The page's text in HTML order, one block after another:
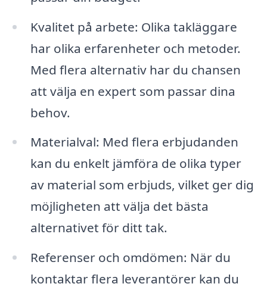
Kvalitet på arbete: Olika takläggare
har olika erfarenheter och metoder.
Med flera alternativ har du chansen
att välja en expert som passar dina
behov.
Materialval: Med flera erbjudanden
kan du enkelt jämföra de olika typer
av material som erbjuds, vilket ger dig
möjligheten att välja det bästa
alternativet för ditt tak.
Referenser och omdömen: När du
kontaktar flera leverantörer kan du